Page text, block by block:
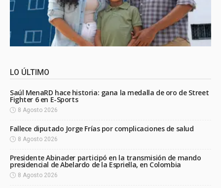
LO ÚLTIMO
Saúl MenaRD hace historia: gana la medalla de oro de Street
Fighter 6 en E-Sports
8 Agosto 2026
Fallece diputado Jorge Frías por complicaciones de salud
8 Agosto 2026
Presidente Abinader participó en la transmisión de mando
presidencial de Abelardo de la Espriella, en Colombia
8 Agosto 2026